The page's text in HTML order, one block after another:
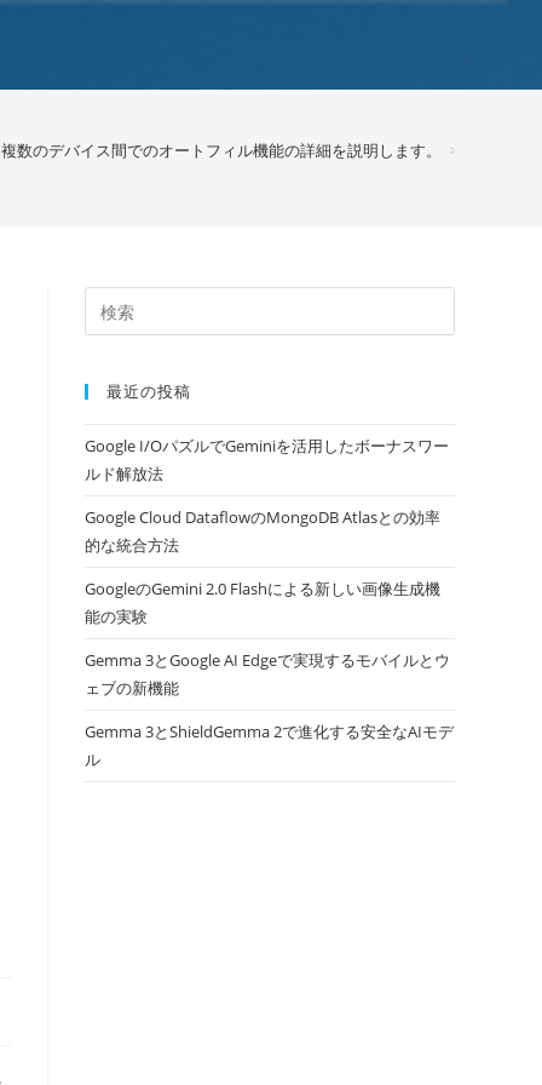
数のデバイス間でのオートフィル機能の詳細を説明します。 >
最近の投稿
Google I/OパズルでGeminiを活用したボーナスワー
ルド解放法
Google Cloud DataflowのMongoDB Atlasとの効率
的な統合方法
GoogleのGemini 2.0 Flashによる新しい画像生成機
能の実験
Gemma 3とGoogle AI Edgeで実現するモバイルとウ
ェブの新機能
Gemma 3とShieldGemma 2で進化する安全なAIモデ
ル